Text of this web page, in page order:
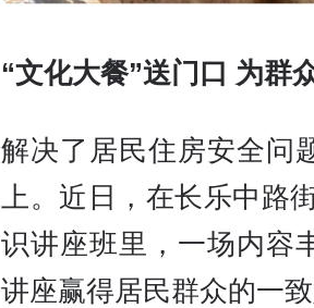
“文化大餐”送门口 为群
解决了居民住房安全问
上。近日，在长乐中路
识讲座班里，一场内容
讲座赢得居民群众的一致